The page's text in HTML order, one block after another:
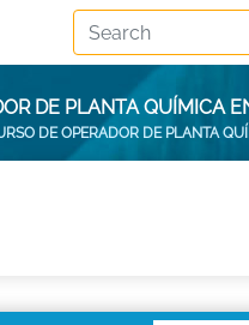
DE PLANTA QUÍMICA
DE OPERADOR DE PLANTA